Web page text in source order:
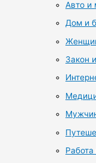
Авто и
Дом и
Закон
Работа